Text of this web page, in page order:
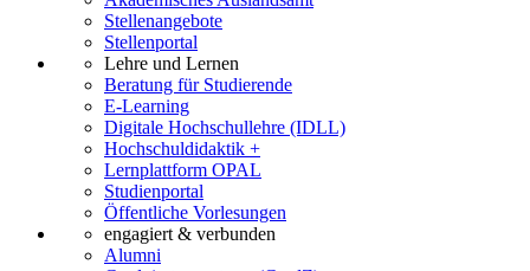
Stellenangebote
Stellenportal
Lehre und Lernen
Beratung für Studierende
E-Learning
Digitale Hochschullehre (IDLL)
Hochschuldidaktik +
Lernplattform OPAL
Studienportal
Öffentliche Vorlesungen
engagiert & verbunden
Alumni